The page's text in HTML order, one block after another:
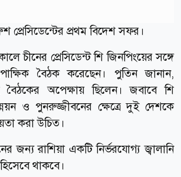
প্রেসিডেন্টের প্রথম বিদেশ সফর।
চীনের প্রেসিডেন্ট শি জিনপিংয়ের সঙ্গে
বৈঠক করেছেন। পুতিন জানান,
বৈঠকের অপেক্ষায় ছিলেন। জবাবে শি
ও পুনরুজ্জীবনের ক্ষেত্রে দুই দেশকে
করা উচিত।
জন্য রাশিয়া একটি নির্ভরযোগ্য জ্বালানি
থাকবে।